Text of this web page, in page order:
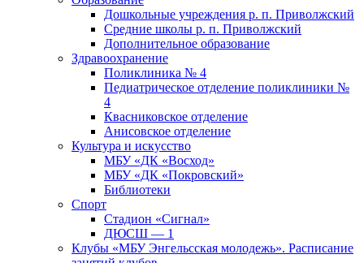
Дошкольные учреждения р. п. Приволжский
Средние школы р. п. Приволжский
Дополнительное образование
Здравоохранение
Поликлиника № 4
Педиатрическое отделение поликлиники №
4
Квасниковское отделение
Анисовское отделение
Культура и искусство
МБУ «ДК «Восход»
МБУ «ДК «Покровский»
Библиотеки
Спорт
Стадион «Сигнал»
ДЮСШ — 1
Клубы «МБУ Энгельсская молодежь». Расписание